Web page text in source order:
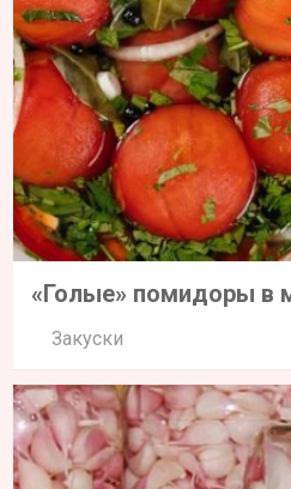
«Голые» помидоры в
Закуски